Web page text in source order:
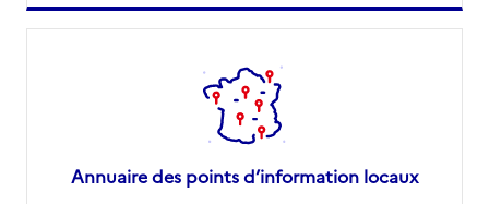
Annuaire des points d’information locaux